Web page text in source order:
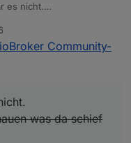
es nicht.
einen Umweg
da.
Community-
was da schief